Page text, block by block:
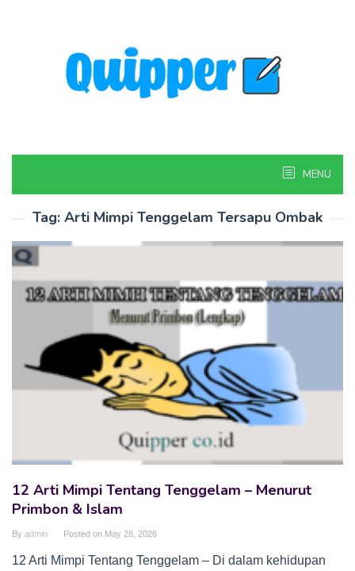
MENU
Tag: Arti Mimpi Tenggelam Tersapu Ombak
12 Arti Mimpi Tentang Tenggelam – Menurut
Primbon & Islam
By admin Posted on May 28, 2026
12 Arti Mimpi Tentang Tenggelam – Di dalam kehidupan